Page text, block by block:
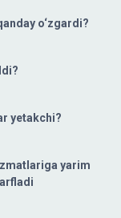
o‘zgardi?
yetakchi?
yarim